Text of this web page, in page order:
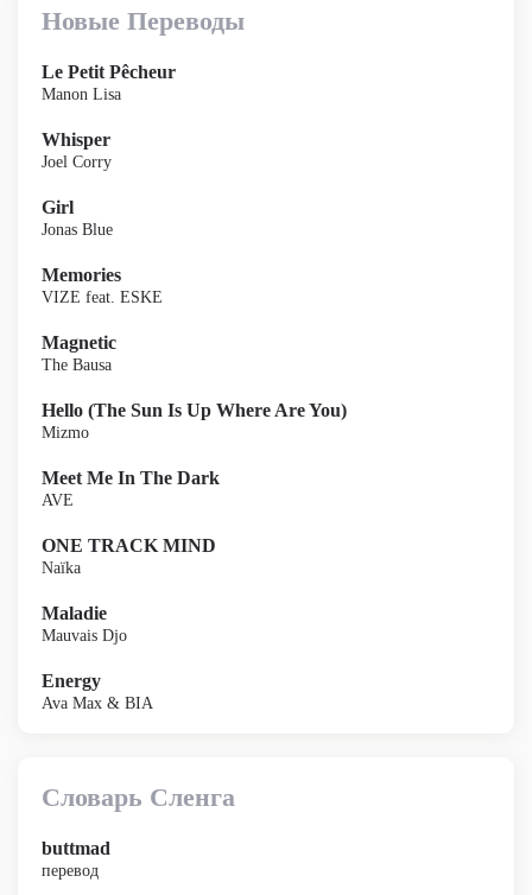
Новые Переводы
Le Petit Pêcheur
Manon Lisa
Whisper
Joel Corry
Girl
Jonas Blue
Memories
VIZE feat. ESKE
Magnetic
The Bausa
Hello (The Sun Is Up Where Are You)
Mizmo
Meet Me In The Dark
AVE
ONE TRACK MIND
Naïka
Maladie
Mauvais Djo
Energy
Ava Max & BIA
Словарь Сленга
buttmad
перевод